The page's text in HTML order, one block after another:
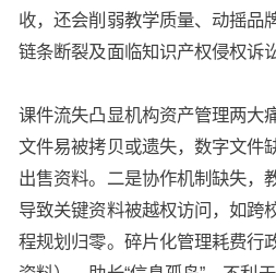
收，还会削弱教学质量、动摇品
链条断裂及面临知识产权侵权诉
课件流失凸显机构资产管理两大
文件易被拷贝或遗失，数字文件
出售资料。二是协作机制缺失，
导致关键资料被越权访问，如跨
程规划归零。碎片化管理耗费行